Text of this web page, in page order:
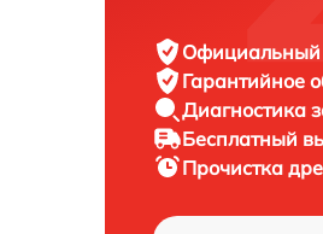
Официальный
Гарантийное
Диагностика
Бесплатный
Прочистка